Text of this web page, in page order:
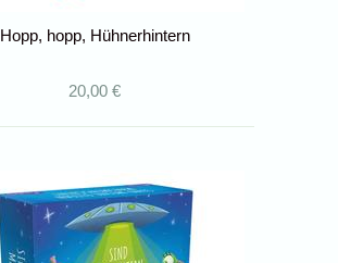
Hopp, hopp, Hühnerhintern
20,00 €